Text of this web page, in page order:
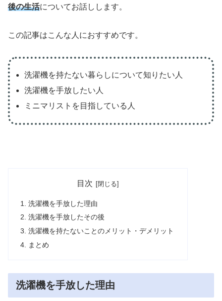
後の生活についてお話しします。
この記事はこんな人におすすめです。
洗濯機を持たない暮らしについて知りたい人
洗濯機を手放したい人
ミニマリストを目指している人
目次
洗濯機を手放した理由
洗濯機を手放したその後
洗濯機を持たないことのメリット・デメリット
まとめ
洗濯機を手放した理由